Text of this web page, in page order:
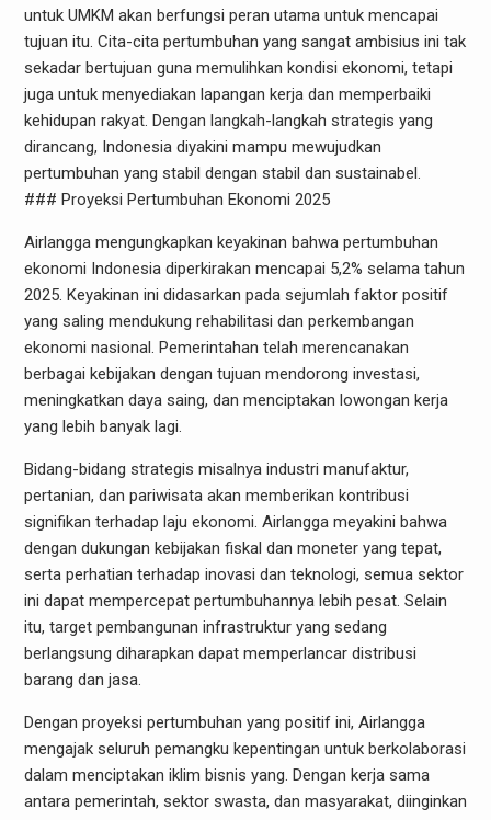
untuk UMKM akan berfungsi peran utama untuk mencapai
tujuan itu. Cita-cita pertumbuhan yang sangat ambisius ini tak
sekadar bertujuan guna memulihkan kondisi ekonomi, tetapi
juga untuk menyediakan lapangan kerja dan memperbaiki
kehidupan rakyat. Dengan langkah-langkah strategis yang
dirancang, Indonesia diyakini mampu mewujudkan
pertumbuhan yang stabil dengan stabil dan sustainabel.
### Proyeksi Pertumbuhan Ekonomi 2025
Airlangga mengungkapkan keyakinan bahwa pertumbuhan
ekonomi Indonesia diperkirakan mencapai 5,2% selama tahun
2025. Keyakinan ini didasarkan pada sejumlah faktor positif
yang saling mendukung rehabilitasi dan perkembangan
ekonomi nasional. Pemerintahan telah merencanakan
berbagai kebijakan dengan tujuan mendorong investasi,
meningkatkan daya saing, dan menciptakan lowongan kerja
yang lebih banyak lagi.
Bidang-bidang strategis misalnya industri manufaktur,
pertanian, dan pariwisata akan memberikan kontribusi
signifikan terhadap laju ekonomi. Airlangga meyakini bahwa
dengan dukungan kebijakan fiskal dan moneter yang tepat,
serta perhatian terhadap inovasi dan teknologi, semua sektor
ini dapat mempercepat pertumbuhannya lebih pesat. Selain
itu, target pembangunan infrastruktur yang sedang
berlangsung diharapkan dapat memperlancar distribusi
barang dan jasa.
Dengan proyeksi pertumbuhan yang positif ini, Airlangga
mengajak seluruh pemangku kepentingan untuk berkolaborasi
dalam menciptakan iklim bisnis yang. Dengan kerja sama
antara pemerintah, sektor swasta, dan masyarakat, diinginkan